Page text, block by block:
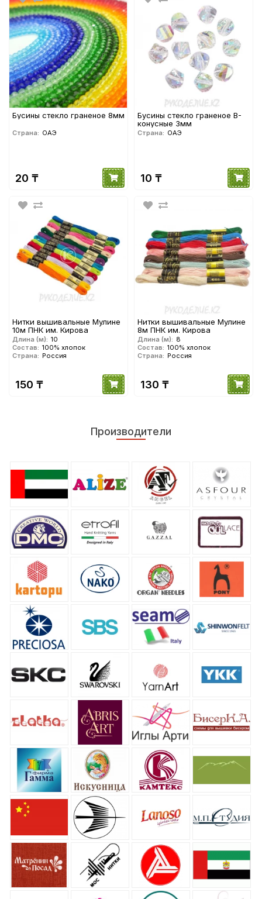
Бусины стекло граненое 8мм
Страна: ОАЭ
20 ₸
Бусины стекло граненое B-
конусные 3мм
Страна: ОАЭ
10 ₸
Нитки вышивальные Мулине
10м ПНК им. Кирова
Длина (м): 10
Состав: 100% хлопок
Страна: Россия
150 ₸
Нитки вышивальные Мулине
8м ПНК им. Кирова
Длина (м): 8
Состав: 100% хлопок
Страна: Россия
130 ₸
Производители